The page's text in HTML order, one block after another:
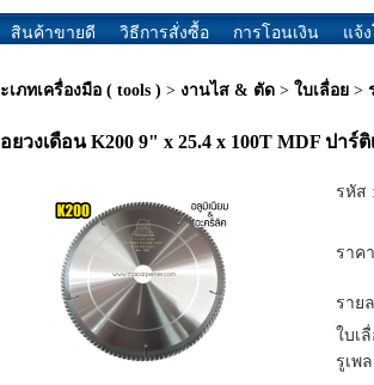
สินค้าขายดี วิธีการสั่งซื้อ การโอนเงิน แจ้
เภทเครื่องมือ ( tools ) > งานไส & ตัด > ใบเลื่อย >
ยวงเดือน K200 9" x 25.4 x 100T MDF ปาร์
รหัส :
ราค
ราย
ใบเ
รูเพ